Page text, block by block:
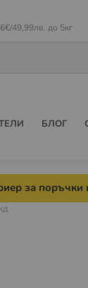
49,99лв. до 5кг
БЛОГ
за